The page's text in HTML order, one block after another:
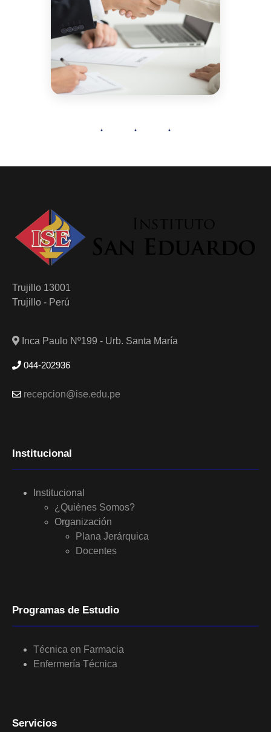
Trujillo 13001
Trujillo - Perú
Inca Paulo Nº199 - Urb. Santa María
044-202936
recepcion@ise.edu.pe
Institucional
Institucional
¿Quiénes Somos?
Organización
Plana Jerárquica
Docentes
Programas de Estudio
Técnica en Farmacia
Enfermería Técnica
Servicios